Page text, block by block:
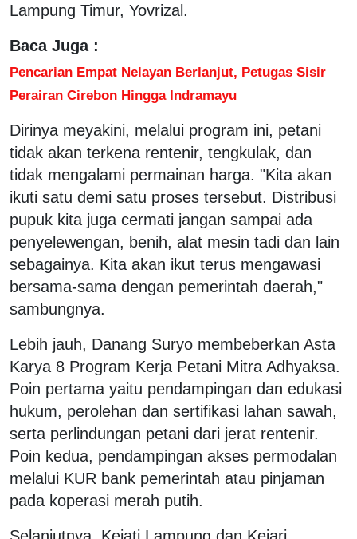
Lampung Timur, Yovrizal.
Baca Juga :
Pencarian Empat Nelayan Berlanjut, Petugas Sisir
Perairan Cirebon Hingga Indramayu
Dirinya meyakini, melalui program ini, petani
tidak akan terkena rentenir, tengkulak, dan
tidak mengalami permainan harga. "Kita akan
ikuti satu demi satu proses tersebut. Distribusi
pupuk kita juga cermati jangan sampai ada
penyelewengan, benih, alat mesin tadi dan lain
sebagainya. Kita akan ikut terus mengawasi
bersama-sama dengan pemerintah daerah,"
sambungnya.
Lebih jauh, Danang Suryo membeberkan Asta
Karya 8 Program Kerja Petani Mitra Adhyaksa.
Poin pertama yaitu pendampingan dan edukasi
hukum, perolehan dan sertifikasi lahan sawah,
serta perlindungan petani dari jerat rentenir.
Poin kedua, pendampingan akses permodalan
melalui KUR bank pemerintah atau pinjaman
pada koperasi merah putih.